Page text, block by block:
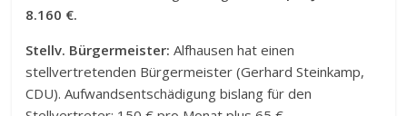
8.160 €.
Stellv. Bürgermeister:Alfhausen hat einen
stellvertretenden Bürgermeister (Gerhard Steinkamp,
CDU). Aufwandsentschädigung bislang für den